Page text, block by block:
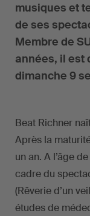
musiques et
de ses
Membre de
années, il est
dimanche 9
Beat Richner
Après la
un an. A l’âge
cadre du
(Rêverie d’un
études de